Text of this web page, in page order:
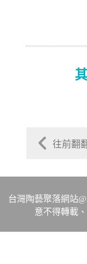
往前翻
台灣陶藝聚落網站
意不得轉載